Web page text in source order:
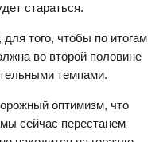
стараться.
того, чтобы по итогам
во второй половине
темпами.
оптимизм, что
сейчас перестанем